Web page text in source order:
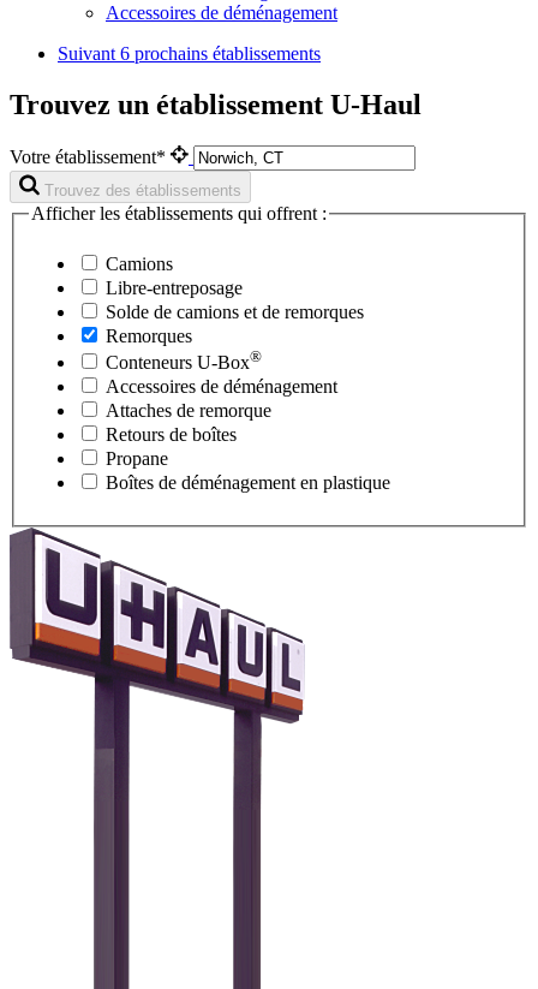
Accessoires de déménagement
Suivant 6 prochains établissements
Trouvez un établissement U-Haul
Votre établissement*
Trouvez des établissements
Afficher les établissements qui offrent :
Camions
Libre-entreposage
Solde de camions et de remorques
Remorques
Conteneurs U-Box®
Accessoires de déménagement
Attaches de remorque
Retours de boîtes
Propane
Boîtes de déménagement en plastique